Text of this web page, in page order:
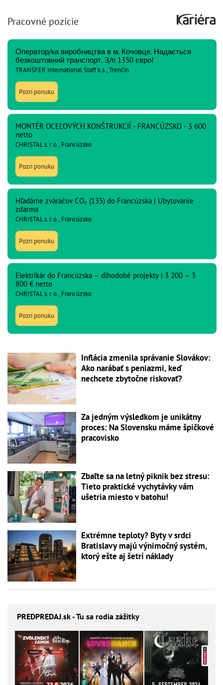
Pracovné pozície
Оператор/ка виробництва в м. Кочовце. Надається
безкоштовний транспорт. З/п 1350 євро!
TRANSFER International Staff k.s., Trenčín
Pozri ponuku
MONTÉR OCEĽOVÝCH KONŠTRUKCIÍ - FRANCÚZSKO - 3 600
netto
CHRISTAL s. r. o., Francúzsko
Pozri ponuku
Hľadáme zváračov CO₂ (135) do Francúzska | Ubytovanie
zdarma
CHRISTAL s. r. o., Francúzsko
Pozri ponuku
Elektrikár do Francúzska – dlhodobé projekty | 3 200 – 3
800 € netto
CHRISTAL s. r. o., Francúzsko
Pozri ponuku
Inflácia zmenila správanie Slovákov:
Ako narábať s peniazmi, keď
nechcete zbytočne riskovať?
Za jedným výsledkom je unikátny
proces: Na Slovensku máme špičkové
pracovisko
Zbaľte sa na letný piknik bez stresu:
Tieto praktické vychytávky vám
ušetria miesto v batohu!
Extrémne teploty? Byty v srdci
Bratislavy majú výnimočný systém,
ktorý ešte aj šetrí náklady
PREDPREDAJ.sk - Tu sa rodia zážitky